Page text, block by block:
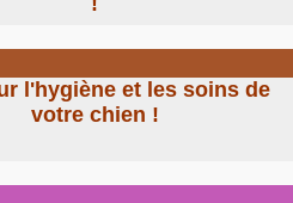
l'hygiène et les soins de
votre chien !